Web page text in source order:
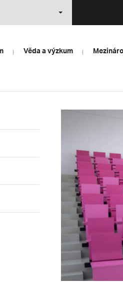
Věda a výzkum